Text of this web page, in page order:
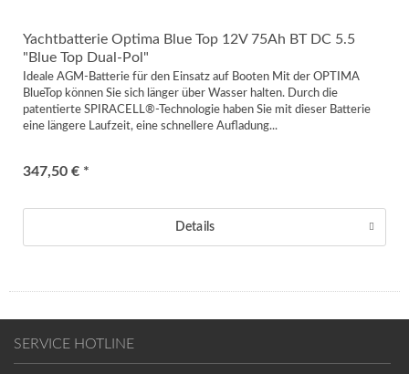
Yachtbatterie Optima Blue Top 12V 75Ah BT DC 5.5
"Blue Top Dual-Pol"
Ideale AGM-Batterie für den Einsatz auf Booten Mit der OPTIMA
BlueTop können Sie sich länger über Wasser halten. Durch die
patentierte SPIRACELL®-Technologie haben Sie mit dieser Batterie
eine längere Laufzeit, eine schnellere Aufladung...
347,50 € *
Details
SERVICE HOTLINE